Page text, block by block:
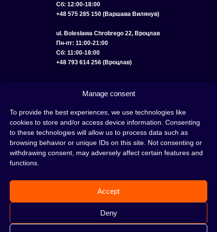
Manage consent
To provide the best experiences, we use technologies like
cookies to store and/or access device information. Consenting
to these technologies will allow us to process data such as
browsing behavior or unique IDs on this site. Not consenting or
withdrawing consent, may adversely affect certain features and
functions.
Accept
Deny
Сб: 12:00-18:00
+48 575 285 150 (Варшава Вилянув)
ul. Bolesława Chrobrego 22, Вроцлав
Пн-пт: 11:00-21:00
Сб: 11:00-18:00
+48 793 614 256 (Вроцлав)
УСЛОВИЯ ИСПОЛЬЗОВАНИЯ ПОЛИТИКА COOKIE
Кальян — это отличная идея для вечера, проведенного с друзьями или в
одиночестве; это интересный ритуал, который покорил сердца многих людей.
Несмотря на то, знакомы тебе слова «кальян» или «кальянный табак» или
нет, это место идеально подходит для тебя!
е жди, а сразу отправляйся в наш
кальянный магазин и совершай покупки.